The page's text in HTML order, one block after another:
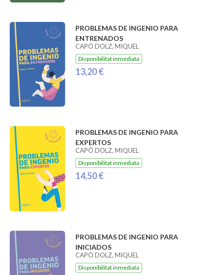
PROBLEMAS DE INGENIO PARA
ENTRENADOS
CAPÓ DOLZ, MIQUEL
Disponibilitat inmediata
13,20 €
PROBLEMAS DE INGENIO PARA
EXPERTOS
CAPÓ DOLZ, MIQUEL
Disponibilitat inmediata
14,50 €
PROBLEMAS DE INGENIO PARA
INICIADOS
CAPÓ DOLZ, MIQUEL
Disponibilitat inmediata